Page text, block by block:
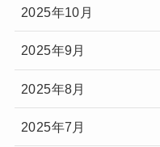
2025年10月
2025年9月
2025年8月
2025年7月